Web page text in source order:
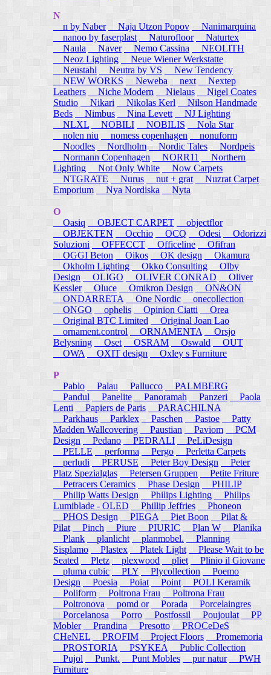
N
n by Naber
Naja Utzon Popov
Nanimarquina
nanoo by faserplast
Naturofloor
Naturtex
Naula
Naver Nemo Cassina
NEOLITH
Neoz Lighting
Neue Wiener Werkstatte
Neustahl
Neutra by VS
New Tendency
NEW WORKS
Neweba next
Nextep
Leathers
Niche Modern Nielaus
Nigel Coates
Studio
Nikari Nikolas Kerl
Nilson Handmade
Beds
Nimbus Nina Levett
NJ Lighting
NLXL
NOBILI NOBILIS
Nola Star
nolen niu
nomess copenhagen
nonuform
Noodles
Nordholm Nordic Tales
Nordpeis
Normann Copenhagen
NORR11
Northern
Lighting
Not Only White
Now Carpets
NTGRATE
Nurus nut + grat
Nuzrat Carpet
Emporium
Nya Nordiska Nyta
O
Oasiq
OBJECT CARPET
objectflor
OBJEKTEN
Occhio OCQ Odesi
Odorizzi
Soluzioni
OFFECCT Officeline
Ofifran
OGGI Beton
Oikos OK design
Okamura
Okholm Lighting
Okko Consulting
Olby
Design
OLIGO OLIVER CONRAD
Oliver
Kessler
Oluce Omikron Design
ON&ON
ONDARRETA
One Nordic
onecollection
ONGO
ophelis Opinion Ciatti
Orea
Original BTC Limited
Original Joan Lao
ornament.control
ORNAMENTA
Orsjo
Belysning
Oset OSRAM Oswald
OUT
OWA
OXIT design Oxley s Furniture
P
Pablo
Palau Pallucco
PALMBERG
Pandul
Panelite Panoramah Panzeri
Paola
Lenti
Papiers de Paris
PARACHILNA
Parkhaus
Parklex Paschen Pastoe
Patty
Madden Wallcovering
Paustian Paviom
PCM
Design
Pedano PEDRALI
PeLiDesign
PELLE
performa Pergo
Perletta Carpets
perludi
PERUSE Peter Boy Design
Peter
Platz Spezialglas
Petersen Gruppen
Petite Friture
Petracers Ceramics
Phase Design
PHILIP
Philip Watts Design
Philips Lighting
Philips
Lumiblade - OLED
Phillip Jeffries
Phoneon
PHOS Design
PIEGA Piet Boon
Pilat &
Pilat
Pinch Piure PIURIC Plan W
Planika
Plank
planlicht planmobel. Planning
Sisplamo
Plastex Platek Light
Please Wait to be
Seated
Pletz plexwood pliet
Plinio il Giovane
pluma cubic
PLY Plycollection
Poemo
Design
Poesia Poiat Point
POLI Keramik
Poliform
Poltrona Frau
Poltrona Frau
Poltronova
pomd or Porada
Porcelaingres
Porcelanosa
Porro Postfossil Poujoulat
PP
Mobler
Prandina Presotto
PROCeDeS
CHeNEL
PROFIM Project Floors
Promemoria
PROSTORIA
PSYKEA
Public Collection
Pujol
Punkt. Punt Mobles pur natur
PWH
Furniture